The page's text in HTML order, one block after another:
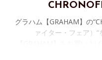
グラハム【GRAHAM】の
ァイター・フェア）